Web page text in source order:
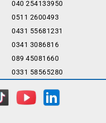
040 254133950
0511 2600493
0431 55681231
0341 3086816
089 45081660
0331 58565280